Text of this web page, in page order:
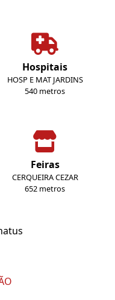
Hospitais
HOSP E MAT JARDINS
540 metros
Feiras
CERQUEIRA CEZAR
652 metros